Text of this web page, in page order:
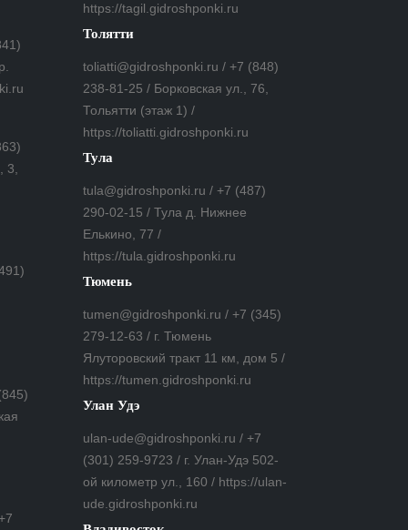
3,
https://tagil.gidroshponki.ru
Толятти
toliatti@gidroshponki.ru / +7 (848)
238-81-25 / Борковская ул., 76,
Тольятти (этаж 1) /
https://toliatti.gidroshponki.ru
Тула
tula@gidroshponki.ru / +7 (487)
290-02-15 / Тула д. Нижнее
Елькино, 77 /
https://tula.gidroshponki.ru
Тюмень
tumen@gidroshponki.ru / +7 (345)
279-12-63 / г. Тюмень
Ялуторовский тракт 11 км, дом 5 /
https://tumen.gidroshponki.ru
Улан Удэ
ulan-ude@gidroshponki.ru / +7
(301) 259-9723 / г. Улан-Удэ 502-
ой километр ул., 160 / https://ulan-
ude.gidroshponki.ru